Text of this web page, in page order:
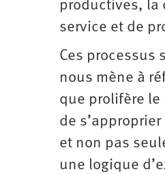
productives, la
service et de
Ces processus
nous mène à
que prolifère le
de
et non pas
une logique